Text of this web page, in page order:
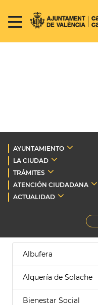
AYUNTAMIENTO
LA CIUDAD
TRÁMITES
ATENCIÓN CIUDADANA
ACTUALIDAD
Albufera
Alquería de Solache
Bienestar Social